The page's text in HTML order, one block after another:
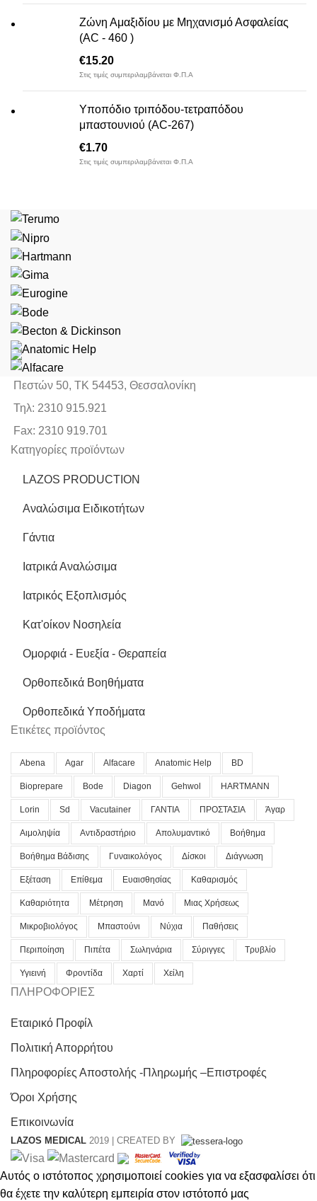
Ζώνη Αμαξιδίου με Μηχανισμό Ασφαλείας
(AC - 460 )
€15.20
Στις τιμές συμπεριλαμβάνεται Φ.Π.Α
Υποπόδιο τριπόδου-τετραπόδου
μπαστουνιού (AC-267)
€1.70
Στις τιμές συμπεριλαμβάνεται Φ.Π.Α
Πεστών 50, ΤΚ 54453, Θεσσαλονίκη
Τηλ: 2310 915.921
Fax: 2310 919.701
Κατηγορίες προϊόντων
LAZOS PRODUCTION
Αναλώσιμα Ειδικοτήτων
Γάντια
Ιατρικά Αναλώσιμα
Ιατρικός Εξοπλισμός
Κατ'οίκον Νοσηλεία
Ομορφιά - Ευεξία - Θεραπεία
Ορθοπεδικά Βοηθήματα
Ορθοπεδικά Υποδήματα
Ετικέτες προϊόντος
Abena Agar Alfacare Anatomic Help BD
Bioprepare Bode Diagon Gehwol HARTMANN
Lorin Sd Vacutainer ΓΑΝΤΙΑ ΠΡΟΣΤΑΣΙΑ Άγαρ
Αιμοληψία Αντιδραστήριο Απολυμαντικό Βοήθημα
Βοήθημα Βάδισης Γυναικολόγος Δίσκοι Διάγνωση
Εξέταση Επίθεμα Ευαισθησίας Καθαρισμός
Καθαριότητα Μέτρηση Μανό Μιας Χρήσεως
Μικροβιολόγος Μπαστούνι Νύχια Παθήσεις
Περιποίηση Πιπέτα Σωληνάρια Σύριγγες Τρυβλίο
Υγιεινή Φροντίδα Χαρτί Χείλη
ΠΛΗΡΟΦΟΡΙΕΣ
Εταιρικό Προφίλ
Πολιτική Απορρήτου
Πληροφορίες Αποστολής -Πληρωμής –Επιστροφές
Όροι Χρήσης
Επικοινωνία
LAZOS MEDICAL 2019 | CREATED BY
Αυτός ο ιστότοπος χρησιμοποιεί cookies για να εξασφαλίσει ότι
θα έχετε την καλύτερη εμπειρία στον ιστότοπό μας